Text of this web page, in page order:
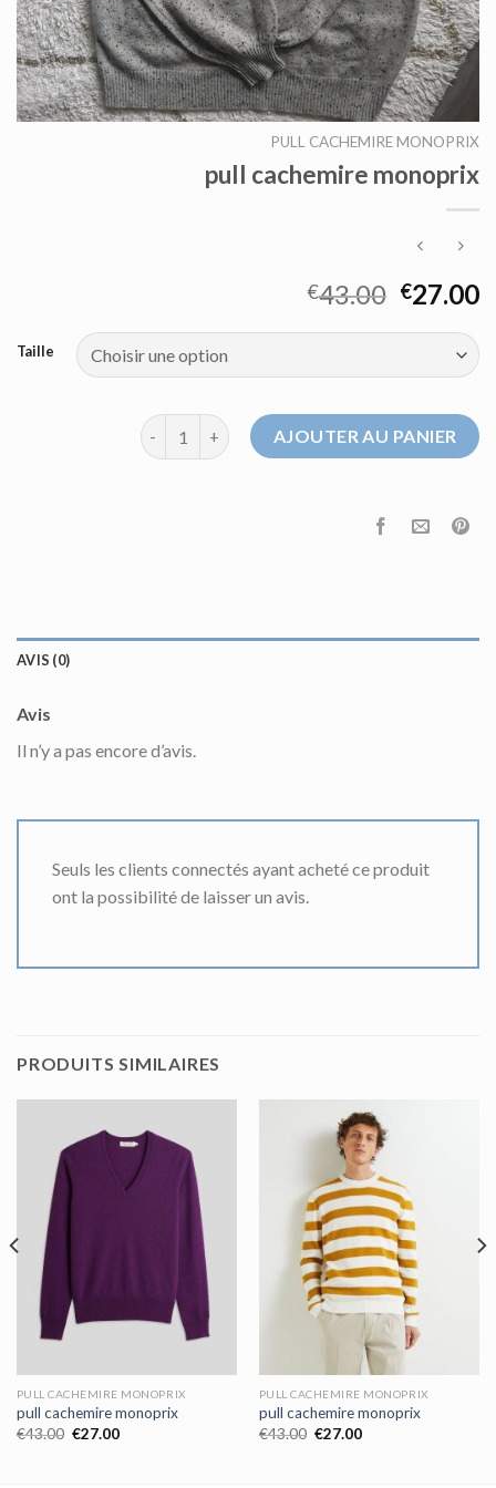
PULL CACHEMIRE MONOPRIX
pull cachemire monoprix
€43.00 €27.00
Taille
quantité de pull cachemire monoprix
AJOUTER AU PANIER
AVIS (0)
Avis
Il n’y a pas encore d’avis.
Seuls les clients connectés ayant acheté ce produit
ont la possibilité de laisser un avis.
PRODUITS SIMILAIRES
PULL CACHEMIRE MONOPRIX
pull cachemire monoprix
€43.00 €27.00
PULL CACHEMIRE MONOPRIX
pull cachemire monoprix
€43.00 €27.00